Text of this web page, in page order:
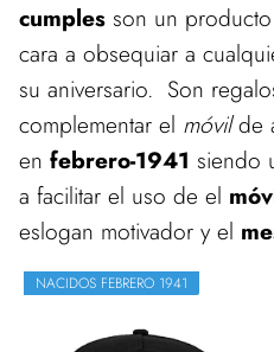
cumples son un
cara a obsequiar a
su aniversario. Son
complementar el móvilde
en febrero-1941 siendo
a facilitar el uso de el
eslogan motivador y el
NACIDOS FEBRERO 1941